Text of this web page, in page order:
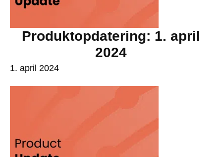
Produktopdatering: 1. april
2024
1. april 2024